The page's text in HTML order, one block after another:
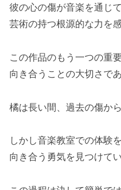
彼の心の傷が音楽を通じ
芸術の持つ根源的な力を感
この作品のもう一つの重
向き合うことの大切さであ
橘は長い間、過去の傷か
しかし音楽教室での体験
向き合う勇気を見つけてい